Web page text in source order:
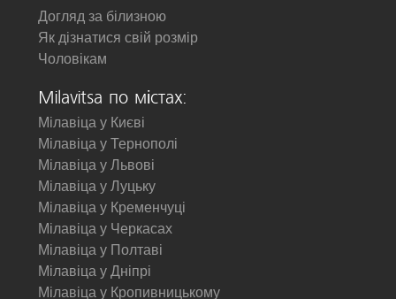
Догляд за білизною
Як дізнатися свій розмір
Чоловікам
Milavitsa по містах:
Мілавіца у Києві
Мілавіца у Тернополі
Мілавіца у Львові
Мілавіца у Луцьку
Мілавіца у Кременчуці
Мілавіца у Черкасах
Мілавіца у Полтаві
Мілавіца у Дніпрі
Мілавіца у Кропивницькому